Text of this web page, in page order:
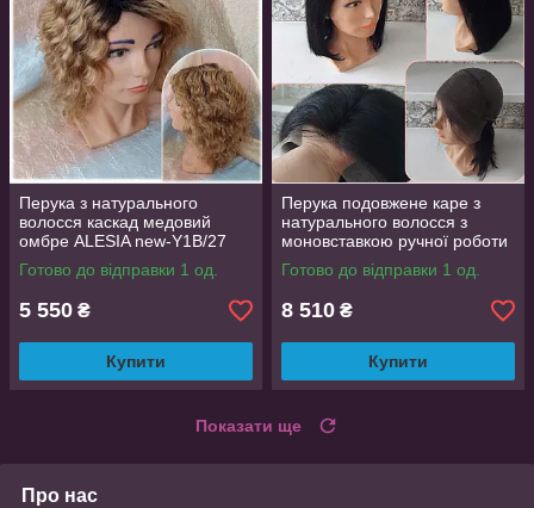
Перука з натурального
волосся каскад медовий
омбре ALESIA new-Y1B/27
Готово до відправки 1 од.
5 550 ₴
Купити
Перука подовжене каре з
натурального волосся з
моновставкою ручної роботи
чорний LINDA 14" -1B
Готово до відправки 1 од.
8 510 ₴
Купити
Показати ще
Про нас